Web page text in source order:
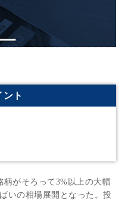
ト
がそろって3%以上の大幅
いの相場展開となった。投